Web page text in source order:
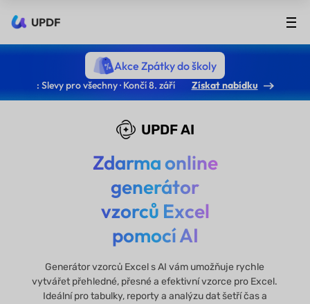
UPDF
Akce Zpátky do školy
: Slevy pro všechny · Končí 8. září Získat nabídku
UPDF AI
Zdarma online
generátor
vzorců Excel
pomocí AI
Generátor vzorců Excel s AI vám umožňuje rychle
vytvářet přehledné, přesné a efektivní vzorce pro Excel.
Ideální pro tabulky, reporty a analýzu dat šetří čas a